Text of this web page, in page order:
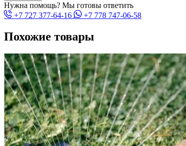
Нужна помощь? Мы готовы ответить
+7 727 377-64-16
+7 778 747-06-58
Похожие товары